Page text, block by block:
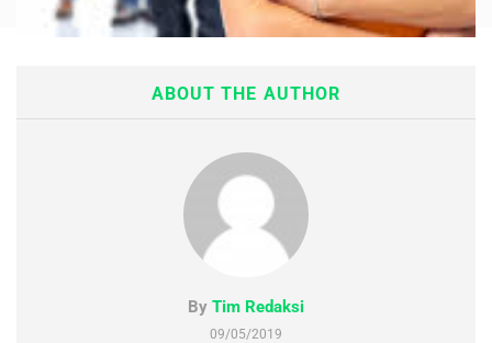
Tentang Kami
ABOUT THE AUTHOR
By Tim Redaksi
09/05/2019